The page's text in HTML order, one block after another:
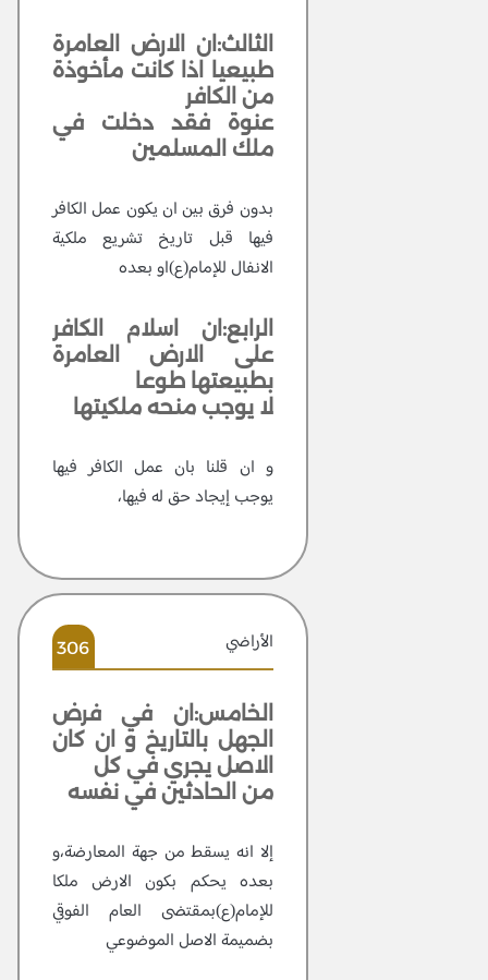
الثالث:ان الارض العامرة
طبيعيا اذا كانت مأخوذة
من الكافر
عنوة فقد دخلت في
ملك المسلمين
بدون فرق بين ان يكون عمل الكافر
فيها قبل تاريخ تشريع ملكية
الانفال للإمام(ع)او بعده
الرابع:ان اسلام الكافر
على الارض العامرة
بطبيعتها طوعا
لا يوجب منحه ملكيتها
و ان قلنا بان عمل الكافر فيها
يوجب إيجاد حق له فيها،
الأراضي 306
الخامس:ان في فرض
الجهل بالتاريخ و ان كان
الاصل يجري في كل
من الحادثين في نفسه
إلا انه يسقط من جهة المعارضة،و
بعده يحكم بكون الارض ملكا
للإمام(ع)بمقتضى العام الفوقي
بضميمة الاصل الموضوعي